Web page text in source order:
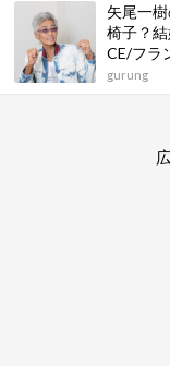
矢尾一
椅子？
CE/フラ
gurung